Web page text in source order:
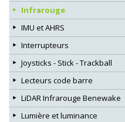
Infrarouge
IMU et AHRS
Interrupteurs
Joysticks - Stick - Trackball
Lecteurs code barre
LiDAR Infrarouge Benewake
Lumière et luminance